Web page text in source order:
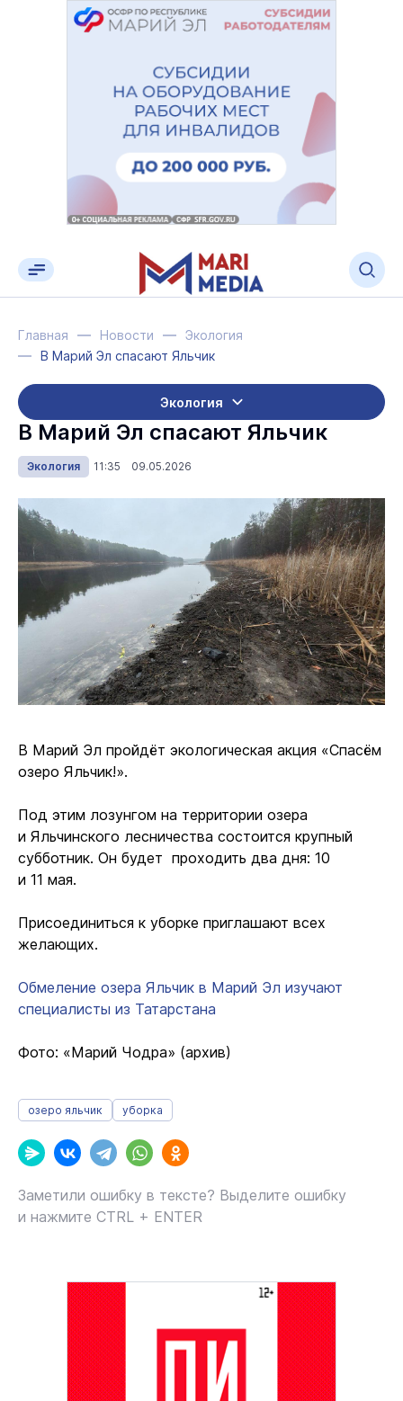
Главная Новости
Экология
В Марий Эл спасают Яльчик
Экология
В Марий Эл спасают Яльчик
Экология 11:35 09.05.2026
В Марий Эл пройдёт экологическая акция «Спасём
озеро Яльчик!».
Под этим лозунгом на территории озера
и Яльчинского лесничества состоится крупный
субботник. Он будет проходить два дня: 10
и 11 мая.
Присоединиться к уборке приглашают всех
желающих.
Обмеление озера Яльчик в Марий Эл изучают
специалисты из Татарстана
Фото: «Марий Чодра» (архив)
озеро яльчик уборка
Заметили ошибку в тексте? Выделите ошибку
и нажмите CTRL + ENTER